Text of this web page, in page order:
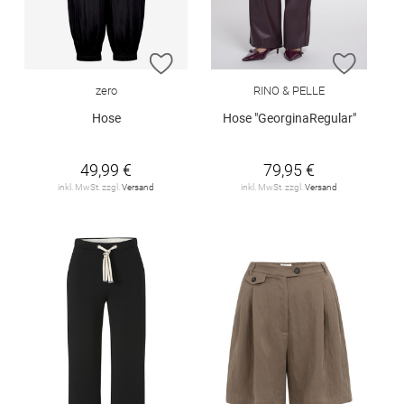
ZUR WUNSCHLISTE HINZUFÜGEN
zero
Hose
49,99 €
inkl. MwSt. zzgl. Versand
ZUR
RINO & PELLE
Hose "GeorginaRegular"
79,95 €
inkl. MwSt. zzgl. Versand